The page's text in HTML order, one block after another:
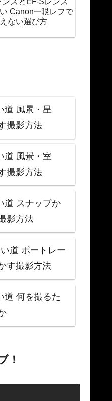
ンズとEF-Sレンズ
Canon一眼レフで
ない選び方
道 風景・星
撮影方法
道 風景・室
撮影方法
道 スナップか
影方法
道 ポートレー
す撮影方法
道 何を撮るた
！